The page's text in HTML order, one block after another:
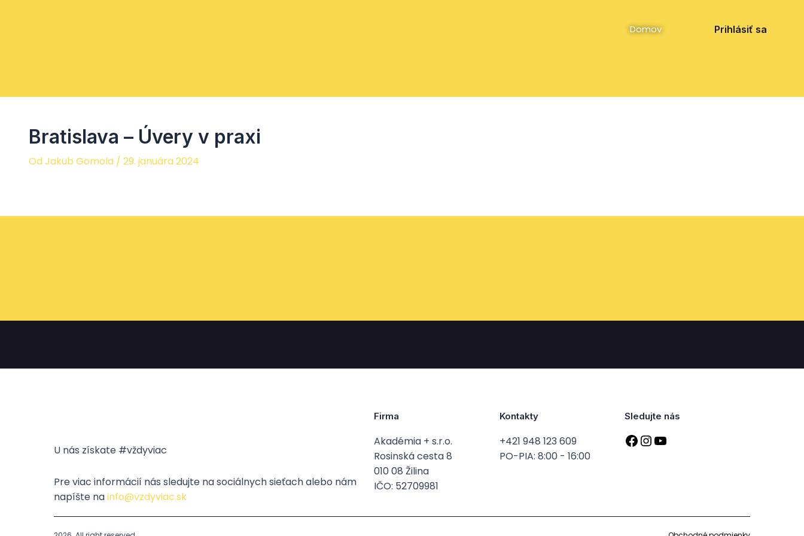
Domov Prihlásiť sa
Bratislava – Úvery v praxi
OdJakub Gomola / 29. januára 2024
U nás získate #vždyviac
Pre viac informácií nás sledujte na sociálnych sieťach alebo nám
napíšte nainfo@vzdyviac.sk
Firma
Akadémia + s.r.o.
Rosinská cesta 8
010 08 Žilina
IČO: 52709981
Kontakty
+421 948 123 609
PO-PIA: 8:00 - 16:00
Sledujte nás